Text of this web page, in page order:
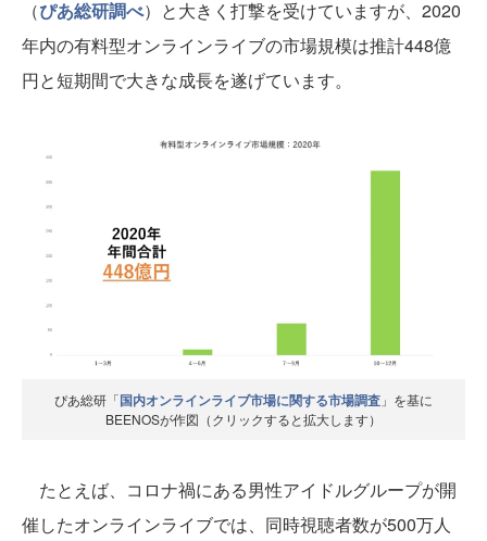
（ぴあ総研調べ）と大きく打撃を受けていますが、2020
年内の有料型オンラインライブの市場規模は推計448億
円と短期間で大きな成長を遂げています。
ぴあ総研「国内オンラインライブ市場に関する市場調査 」を基に
BEENOSが作図（クリックすると拡大します）
たとえば、コロナ禍にある男性アイドルグループが開
催したオンラインライブでは、同時視聴者数が500万人